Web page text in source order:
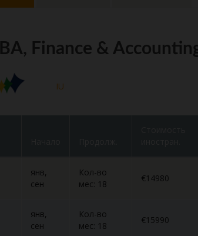
Finance &
IU
янв,
сен
Кол-во
мес: 18
€14980
янв,
сен
Кол-во
мес: 18
€15990